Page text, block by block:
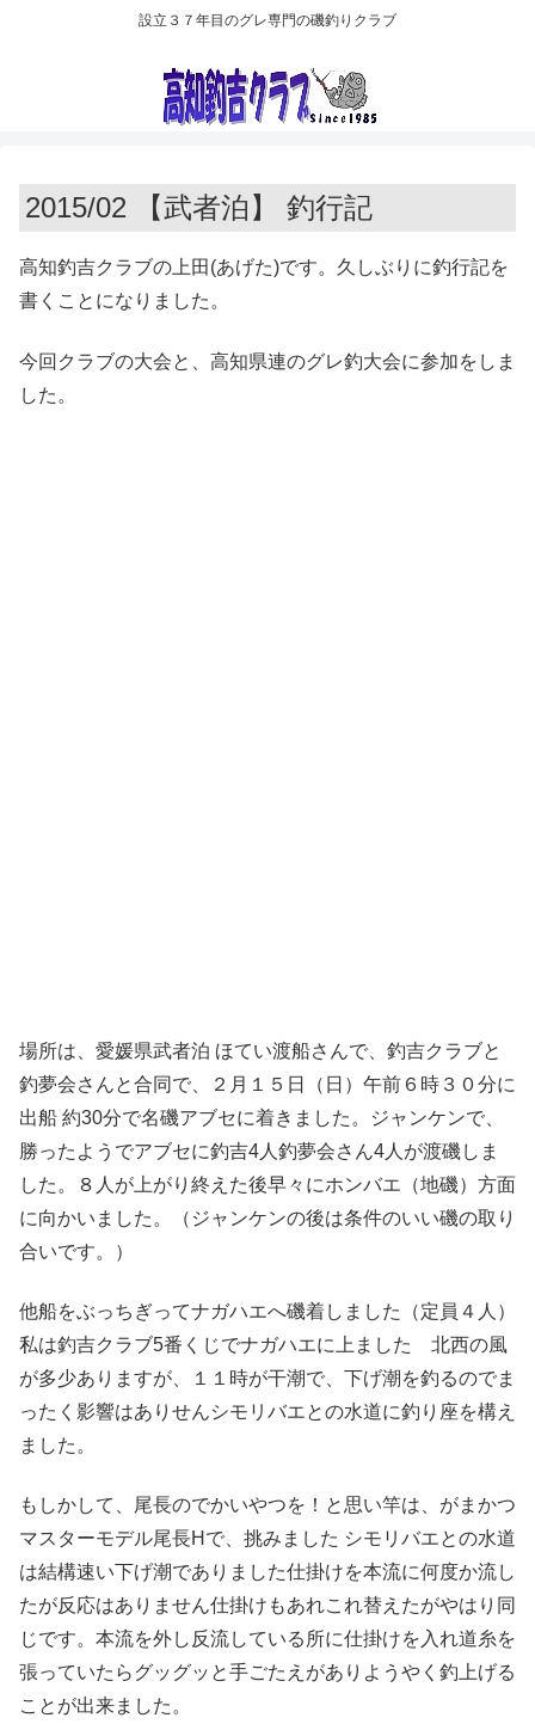
設立３７年目のグレ専門の磯釣りクラブ
2015/02 【武者泊】 釣行記
高知釣吉クラブの上田(あげた)です。久しぶりに釣行記を
書くことになりました。
今回クラブの大会と、高知県連のグレ釣大会に参加をしま
した。
場所は、愛媛県武者泊 ほてい渡船さんで、釣吉クラブと
釣夢会さんと合同で、２月１５日（日）午前６時３０分に
出船 約30分で名磯アブセに着きました。ジャンケンで、
勝ったようでアブセに釣吉4人釣夢会さん4人が渡磯しま
した。８人が上がり終えた後早々にホンバエ（地磯）方面
に向かいました。（ジャンケンの後は条件のいい磯の取り
合いです。）
他船をぶっちぎってナガハエへ磯着しました（定員４人）
私は釣吉クラブ5番くじでナガハエに上ました 北西の風
が多少ありますが、１１時が干潮で、下げ潮を釣るのでま
ったく影響はありせんシモリバエとの水道に釣り座を構え
ました。
もしかして、尾長のでかいやつを！と思い竿は、がまかつ
マスターモデル尾長Hで、挑みました シモリバエとの水道
は結構速い下げ潮でありました仕掛けを本流に何度か流し
たが反応はありません仕掛けもあれこれ替えたがやはり同
じです。本流を外し反流している所に仕掛けを入れ道糸を
張っていたらグッグッと手ごたえがありようやく釣上げる
ことが出来ました。